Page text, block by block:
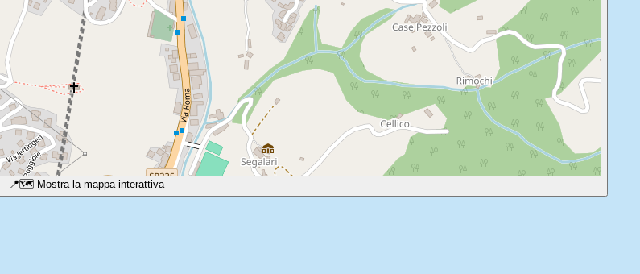
📍🗺️ Mostra la mappa interattiva